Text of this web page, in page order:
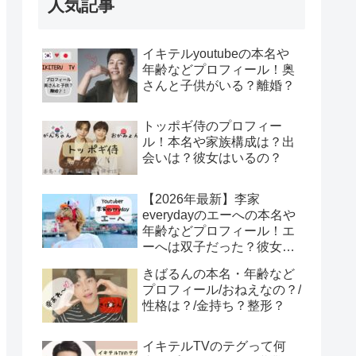
人気記事
イキテルyoutubeの本名や
年齢などプロフィール！奥
さんと子供がいる？離婚？
トッポギ侍のプロフィー
ル！本名や家族構成は？出
会いは？彼女はいるの？
【2026年最新】李家
everydayのエーへの本名や
年齢などプロフィール！エ
ーへは双子だった？彼女は
きばるんの本名・年齢など
プロフィール/おねえなの？/
性格は？/金持ち？整形？
イキテルTVのテグって何